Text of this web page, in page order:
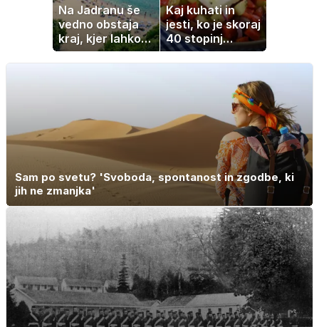
Na Jadranu še
vedno obstaja
kraj, kjer lahko
dopustujete
poceni:
Kaj kuhati in
jesti, ko je skoraj
40 stopinj
Celzija: 5 kosil
brez prižiganja
Sam po svetu? 'Svoboda, spontanost in zgodbe, ki
jih ne zmanjka'